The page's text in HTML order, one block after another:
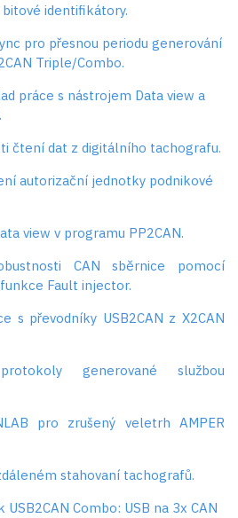
identifikátory.
pro přesnou periodu generování
Triple/Combo.
práce s nástrojem Data view a
čtení dat z digitálního tachografu.
autorizační jednotky podnikové
view v programu PP2CAN.
CAN sběrnice pomocí
Fault injector.
s převodníky USB2CAN z X2CAN
generované službou
pro zrušený veletrh AMPER
stahovaní tachografů.
USB2CAN Combo: USB na 3x CAN